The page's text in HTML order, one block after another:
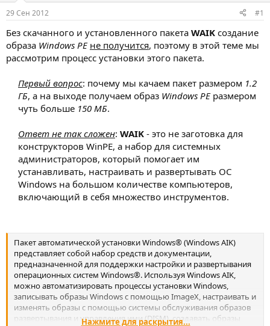
29 Сен 2012 #1
Без скачанного и установленного пакета WAIK создание
образа Windows PE не получится, поэтому в этой теме мы
рассмотрим процесс установки этого пакета.
Первый вопрос: почему мы качаем пакет размером 1.2
ГБ, а на выходе получаем образ Windows PEразмером
чуть больше 150 МБ.
Ответ не так сложен: WAIK - это не заготовка для
конструкторов WinPE, а набор для системных
администраторов, который помогает им
устанавливать, настраивать и развертывать ОС
Windows на большом количестве компьютеров,
включающий в себя множество инструментов.​
Пакет автоматической установки Windows® (Windows AIK)
представляет собой набор средств и документации,
предназначенной для поддержки настройки и развертывания
операционных систем Windows®. Используя Windows AIK,
можно автоматизировать процессы установки Windows,
записывать образы Windows с помощью ImageX, настраивать и
изменять образы с помощью системы обслуживания образов
развертывания и управления ими (DISM), создавать образы
Нажмите для раскрытия...